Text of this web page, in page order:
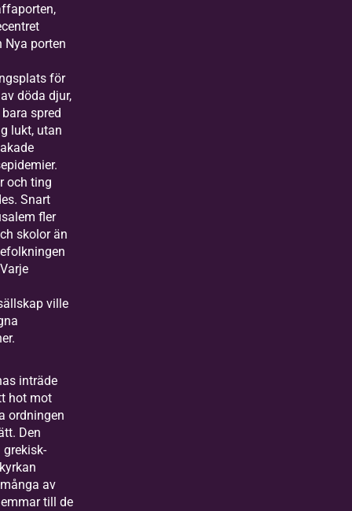
Nya porten
för
döda djur,
spred
lukt, utan
och ting
Snart
fler
skolor än
ville
inträde
hot mot
ordningen
Den
av
till de